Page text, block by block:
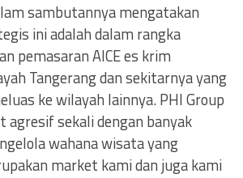
sambutannya mengatakan
ini adalah dalam rangka
pemasaran AICE es krim
Tangerang dan sekitarnya yang
ke wilayah lainnya. PHI Group
agresif sekali dengan banyak
wahana wisata yang
market kami dan juga kami